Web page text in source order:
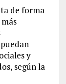
de forma
y
según la